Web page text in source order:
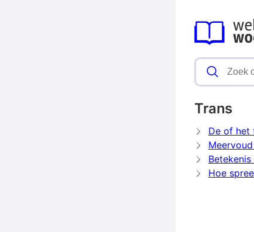
Trans
De of het
Hoe